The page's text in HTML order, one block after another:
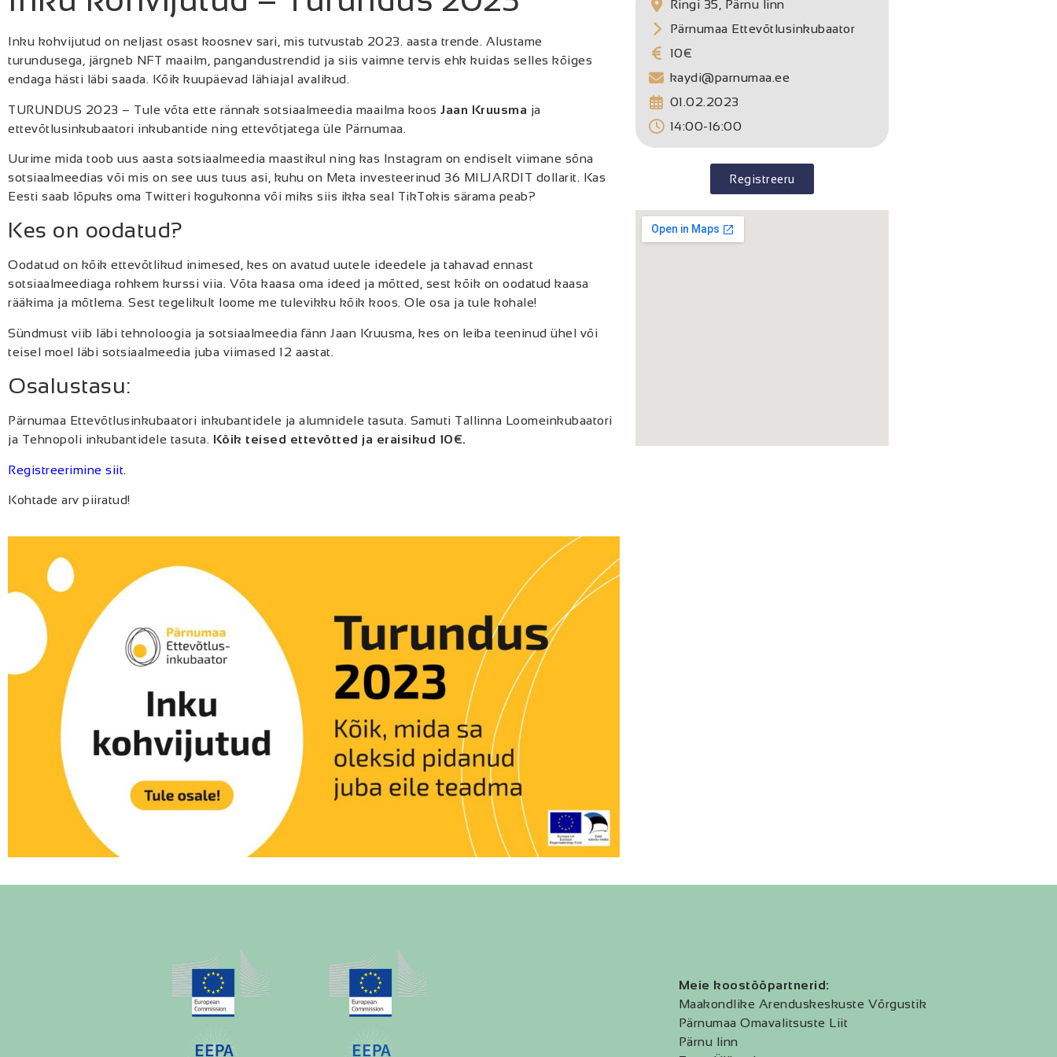
Inku kohvijutud on neljast osast koosnev sari, mis tutvustab 2023. aasta trende. Alustame
turundusega, järgneb NFT maailm, pangandustrendid ja siis vaimne tervis ehk kuidas selles kõiges
endaga hästi läbi saada. Kõik kuupäevad lähiajal avalikud.
TURUNDUS 2023 – Tule võta ette rännak sotsiaalmeedia maailma koos Jaan Kruusma ja
ettevõtlusinkubaatori inkubantide ning ettevõtjatega üle Pärnumaa.
Uurime mida toob uus aasta sotsiaalmeedia maastikul ning kas Instagram on endiselt viimane sõna
sotsiaalmeedias või mis on see uus tuus asi, kuhu on Meta investeerinud 36 MILJARDIT dollarit. Kas
Eesti saab lõpuks oma Twitteri kogukonna või miks siis ikka seal TikTokis särama peab?
Kes on oodatud?
Oodatud on kõik ettevõtlikud inimesed, kes on avatud uutele ideedele ja tahavad ennast
sotsiaalmeediaga rohkem kurssi viia. Võta kaasa oma ideed ja mõtted, sest kõik on oodatud kaasa
rääkima ja mõtlema. Sest tegelikult loome me tulevikku kõik koos. Ole osa ja tule kohale!
Sündmust viib läbi tehnoloogia ja sotsiaalmeedia fänn Jaan Kruusma, kes on leiba teeninud ühel või
teisel moel läbi sotsiaalmeedia juba viimased 12 aastat.
Osalustasu:
Pärnumaa Ettevõtlusinkubaatori inkubantidele ja alumnidele tasuta. Samuti Tallinna Loomeinkubaatori
ja Tehnopoli inkubantidele tasuta. Kõik teised ettevõtted ja eraisikud 10€.
Registreerimine siit.
Kohtade arv piiratud!
Ringi 35, Pärnu linn
Pärnumaa Ettevõtlusinkubaator
10€
kaydi@parnumaa.ee
01.02.2023
14:00-16:00
Registreeru
Meie koostööpartnerid:
Maakondlike Arenduskeskuste Võrgustik
Pärnumaa Omavalitsuste Liit
Pärnu linn